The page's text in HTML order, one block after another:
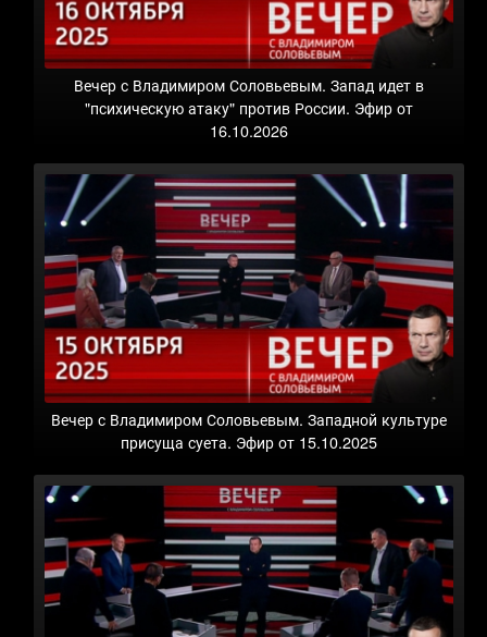
Вечер с Владимиром Соловьевым. Запад идет в
"психическую атаку" против России. Эфир от
16.10.2026
Вечер с Владимиром Соловьевым. Западной культуре
присуща суета. Эфир от 15.10.2025